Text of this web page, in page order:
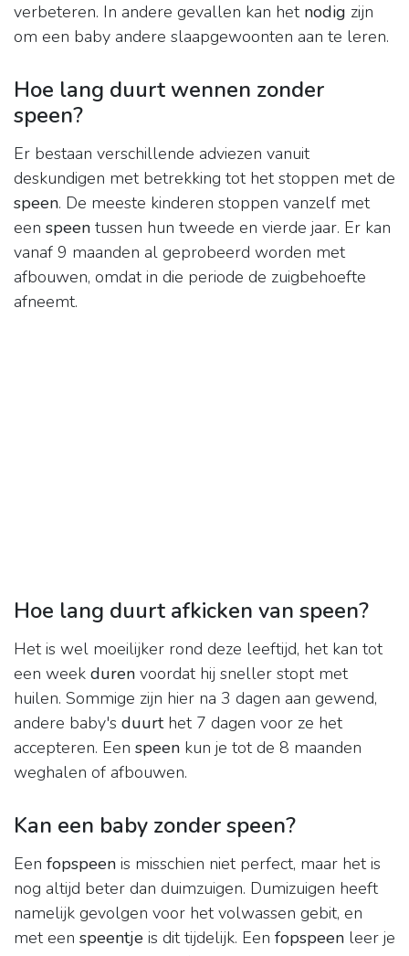
verbeteren. In andere gevallen kan het nodig zijn
om een baby andere slaapgewoonten aan te leren.
Hoe lang duurt wennen zonder
speen?
Er bestaan verschillende adviezen vanuit
deskundigen met betrekking tot het stoppen met de
speen. De meeste kinderen stoppen vanzelf met
een speen tussen hun tweede en vierde jaar. Er kan
vanaf 9 maanden al geprobeerd worden met
afbouwen, omdat in die periode de zuigbehoefte
afneemt.
Hoe lang duurt afkicken van speen?
Het is wel moeilijker rond deze leeftijd, het kan tot
een week duren voordat hij sneller stopt met
huilen. Sommige zijn hier na 3 dagen aan gewend,
andere baby's duurthet 7 dagen voor ze het
accepteren. Een speen kun je tot de 8 maanden
weghalen of afbouwen.
Kan een baby zonder speen?
Een fopspeen is misschien niet perfect, maar het is
nog altijd beter dan duimzuigen. Dumizuigen heeft
namelijk gevolgen voor het volwassen gebit, en
met een speentje is dit tijdelijk. Een fopspeen leer je